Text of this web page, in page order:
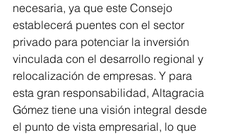
necesaria, ya que este Consejo
establecerá puentes con el sector
privado para potenciar la inversión
vinculada con el desarrollo regional y
relocalización de empresas. Y para
esta gran responsabilidad, Altagracia
Gómez tiene una visión integral desde
el punto de vista empresarial, lo que